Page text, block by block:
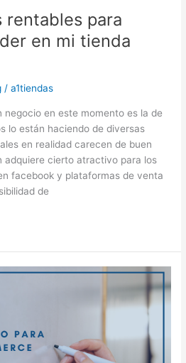
rentables para
en mi tienda
/a1tiendas
negocio en este momento es la de
lo están haciendo de diversas
en realidad carecen de buen
adquiere cierto atractivo para los
facebook y plataformas de venta
de